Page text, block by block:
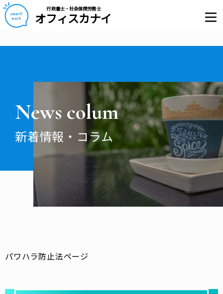
行政書士・社会保険労務士
オフィスカナイ
News colum
新着情報・コラム
パワハラ防止法ページ